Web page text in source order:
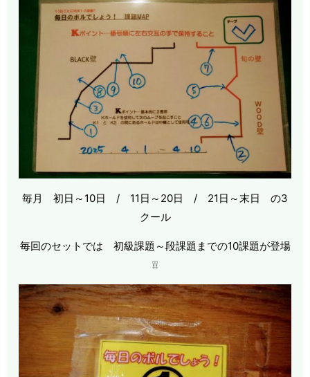
毎月 初日～10日 / 11日～20日 / 21日～末日 の3
クール
毎回のセットでは 初級課題～段課題までの10課題が登場
❕❕